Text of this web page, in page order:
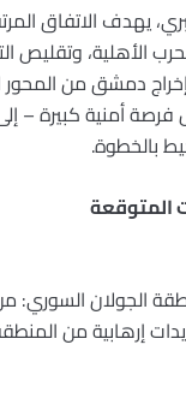
يهدف الاتفاق
الأهلية، و‏تقليص
دمشق من المحور
فرصة أمنية كبيرة –
بالخطوة.
المتوقعة
الجولان
إرهابية من